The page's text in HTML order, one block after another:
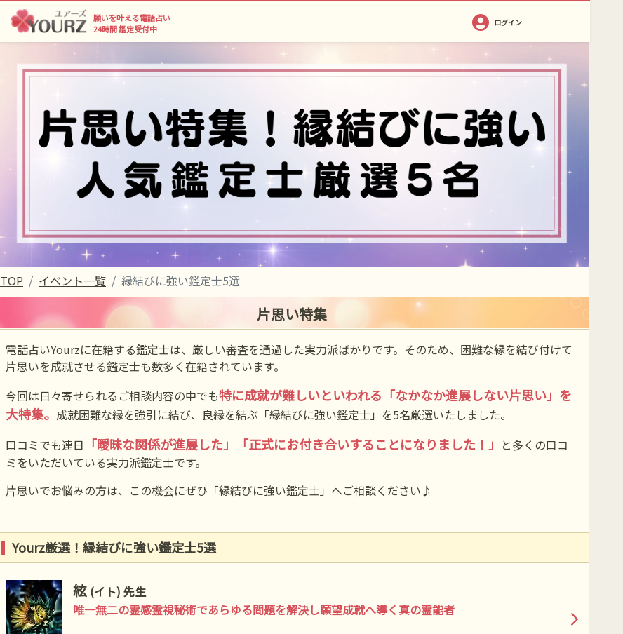
願いを叶える電話占い
24時間 鑑定受付中
ログイン
TOP イベント一覧 縁結びに強い鑑定士5選
片思い特集
電話占いYourzに在籍する鑑定士は、厳しい審査を通過した実力派ばかりです。そのため、困難な縁を結び付けて
片思いを成就させる鑑定士も数多く在籍されています。
今回は日々寄せられるご相談内容の中でも特に成就が難しいといわれる「なかなか進展しない片思い」を
大特集。 成就困難な縁を強引に結び、良縁を結ぶ「縁結びに強い鑑定士」を5名厳選いたしました。
口コミでも連日 「曖昧な関係が進展した」「正式にお付き合いすることになりました！」 と多くの口コ
ミをいただいている実力派鑑定士です。
片思いでお悩みの方は、この機会にぜひ「縁結びに強い鑑定士」へご相談ください♪
Yourz厳選！縁結びに強い鑑定士5選
絃 (イト) 先生
唯一無二の霊感霊視秘術であらゆる問題を解決し願望成就へ導く真の霊能者